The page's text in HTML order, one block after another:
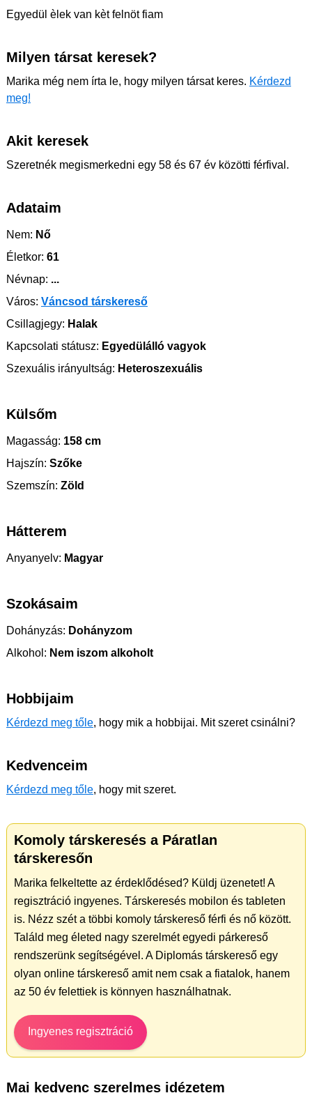
Egyedül èlek van kèt felnöt fiam
Milyen társat keresek?
Marika még nem írta le, hogy milyen társat keres. Kérdezd
meg!
Akit keresek
Szeretnék megismerkedni egy 58 és 67 év közötti férfival.
Adataim
Nem: Nő
Életkor: 61
Névnap: ...
Város: Váncsod társkereső
Csillagjegy: Halak
Kapcsolati státusz: Egyedülálló vagyok
Szexuális irányultság: Heteroszexuális
Külsőm
Magasság: 158 cm
Hajszín: Szőke
Szemszín: Zöld
Hátterem
Anyanyelv: Magyar
Szokásaim
Dohányzás: Dohányzom
Alkohol: Nem iszom alkoholt
Hobbijaim
Kérdezd meg tőle, hogy mik a hobbijai. Mit szeret csinálni?
Kedvenceim
Kérdezd meg tőle, hogy mit szeret.
Komoly társkeresés a Páratlan
társkeresőn
Marika felkeltette az érdeklődésed? Küldj üzenetet! A
regisztráció ingyenes. Társkeresés mobilon és tableten
is. Nézz szét a többi komoly társkereső férfi és nő között.
Találd meg életed nagy szerelmét egyedi párkereső
rendszerünk segítségével. A Diplomás társkereső egy
olyan online társkereső amit nem csak a fiatalok, hanem
az 50 év felettiek is könnyen használhatnak.
Ingyenes regisztráció
Mai kedvenc szerelmes idézetem